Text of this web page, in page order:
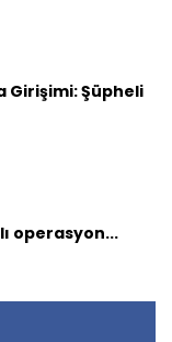
Girişimi: Şüpheli
operasyon...